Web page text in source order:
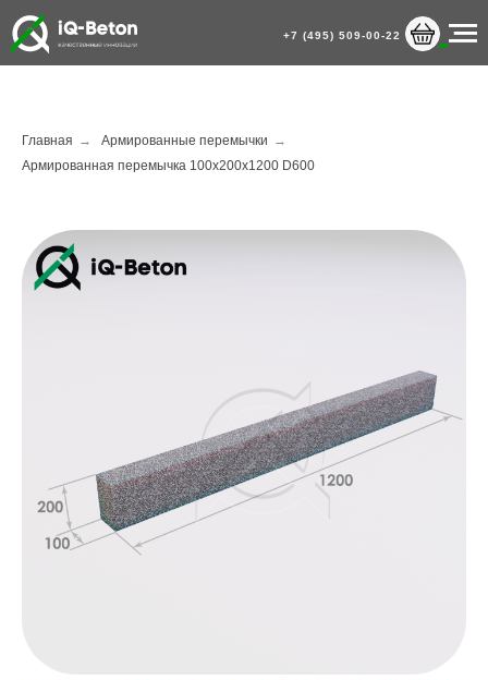
+7 (495) 509-00-22
Главная → Армированные перемычки →
Армированная перемычка 100х200х1200 D600